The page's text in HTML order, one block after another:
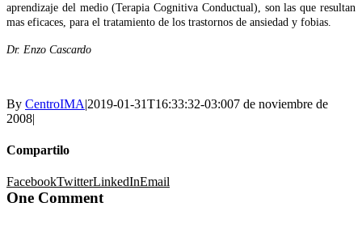
aprendizaje del medio (Terapia Cognitiva Conductual), son las que resultan
mas eficaces, para el tratamiento de los trastornos de ansiedad y fobias.
Dr. Enzo Cascardo
By CentroIMA|2019-01-31T16:33:32-03:007 de noviembre de
2008|
Compartilo
FacebookTwitterLinkedInEmail
One Comment